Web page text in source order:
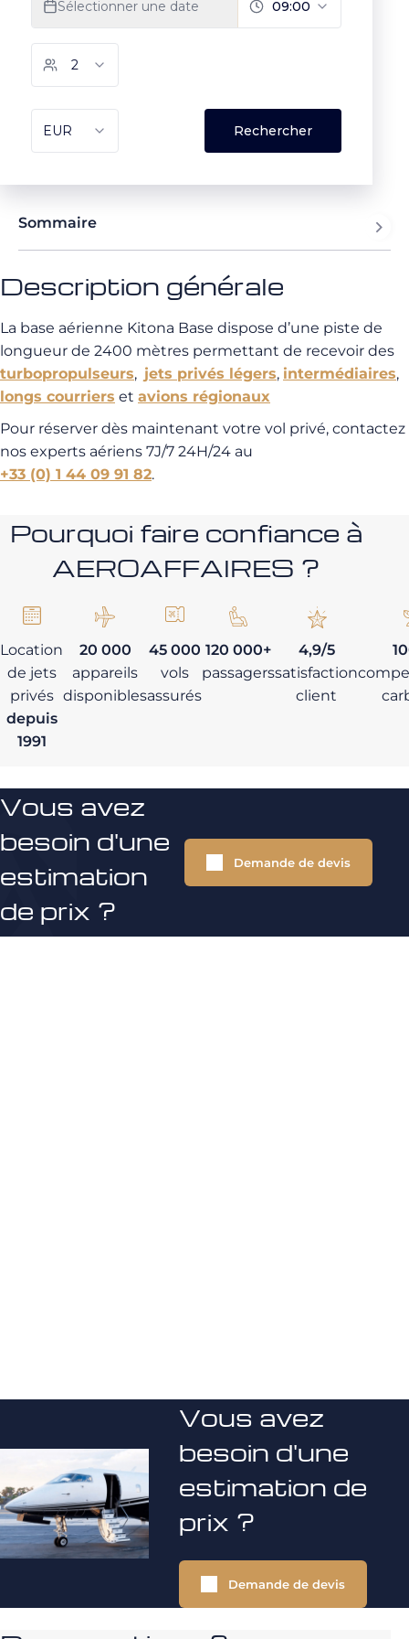
Sommaire
Description générale
La base aérienne Kitona Base dispose d’une piste de
longueur de 2400 mètres permettant de recevoir des
turbopropulseurs, jets privés légers, intermédiaires,
longs courriers et avions régionaux
Pour réserver dès maintenant votre vol privé, contactez
nos experts aériens 7J/7 24H/24 au
+33 (0) 1 44 09 91 82.
Pourquoi faire confiance à
AEROAFFAIRES ?
Location
de jets
privés
depuis
1991
20 000
appareils
disponibles
45 000
vols
assurés
120 000+
passagers
4,9/5
satisfaction
client
Vous avez
besoin d'une
estimation
de prix ?
Demande de devis
Vous avez
besoin d'une
estimation de
prix ?
Demande de devis